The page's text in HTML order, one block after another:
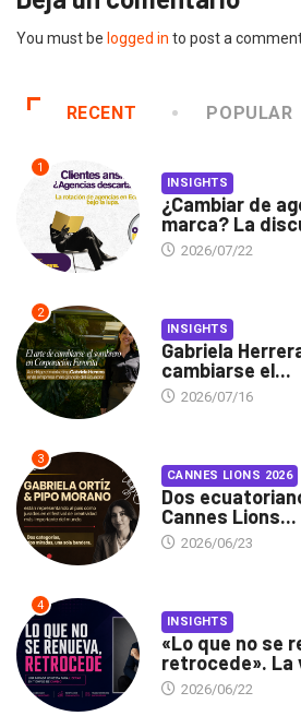
You must be logged in to post a
RECENT POPULAR
1
INSIGHTS
¿Cambiar de
marca? La
2026/07/22
2
INSIGHTS
Gabriela
cambiarse el...
2026/07/16
3
CANNES LIONS 2026
Dos
Cannes Lions...
2026/06/23
4
INSIGHTS
«Lo que no se
retrocede». La
2026/06/22